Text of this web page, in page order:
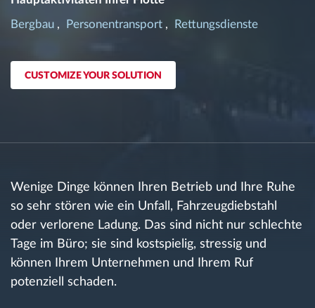
Remote Tacho Download
Route planning and monitoring
Automatic driver identification
Entdecken Sie alle Funktionen
Bergbau Personentransport Rettungsdienste
CUSTOMIZE YOUR SOLUTION
Wenige Dinge können Ihren Betrieb und Ihre Ruhe
so sehr stören wie ein Unfall, Fahrzeugdiebstahl
oder verlorene Ladung. Das sind nicht nur schlechte
Tage im Büro; sie sind kostspielig, stressig und
können Ihrem Unternehmen und Ihrem Ruf
potenziell schaden.